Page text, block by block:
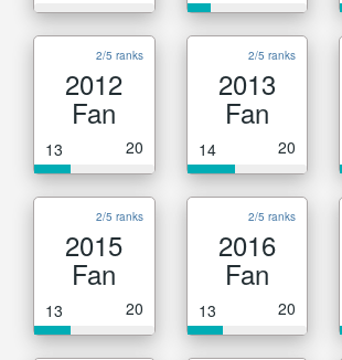
2/5 ranks
2012
Fan
13 20
2/5 ranks
2013
Fan
14 20
2/5 ranks
2015
Fan
13 20
2/5 ranks
2016
Fan
13 20